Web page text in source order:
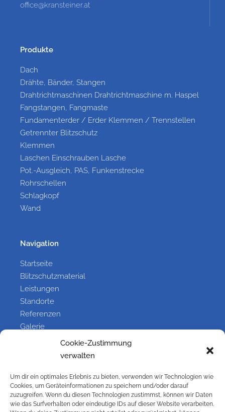
Cookie-Zustimmung
verwalten
Um dir ein optimales Erlebnis zu bieten, verwenden wir Technologien wie
Cookies, um Geräteinformationen zu speichern und/oder darauf
zuzugreifen. Wenn du diesen Technologien zustimmst, können wir Daten
wie das Surfverhalten oder eindeutige IDs auf dieser Website verarbeiten.
office@kransteiner.at
Produkte
Dach
Drähte, Bänder, Stangen
Drahtrichtmaschinen Drahtrichtmaschine m. Haspel
Fangstangen, Fangmaste
Fundamenterder / Erder Klemmen / Trennstellen
Getrennter Blitzschutz
Klemmen
Laschen Einschrauben Lasche
Pot.-Ausgleich, PAS, Funkenstrecke
Rohrschellen
Schlagkopf
Wand
Navigation
Startseite
Blitzschutzmaterial
Leistungen
Standorte
Referenzen
Galerie
Information
Kontakt
Impressum